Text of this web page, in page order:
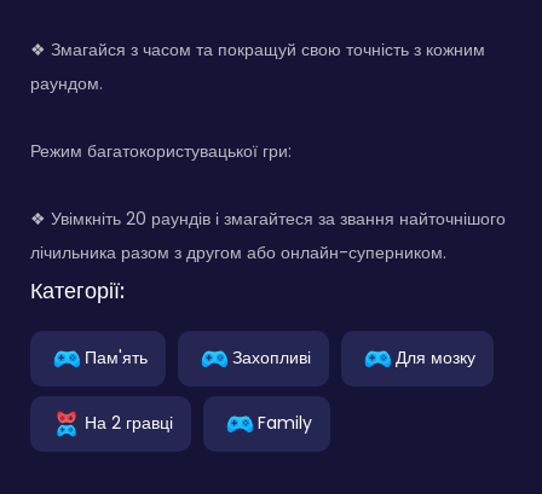
❖ Змагайся з часом та покращуй свою точність з кожним
раундом.
Режим багатокористувацької гри:
❖ Увімкніть 20 раундів і змагайтеся за звання найточнішого
лічильника разом з другом або онлайн-суперником.
Категорії:
Пам'ять Захопливі Для мозку
На 2 гравці Family